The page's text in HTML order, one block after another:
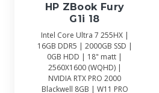
HP ZBook Fury
G1i 18
Intel Core Ultra 7 255HX |
16GB DDR5 | 2000GB SSD |
0GB HDD | 18" matt |
2560X1600 (WQHD) |
NVIDIA RTX PRO 2000
Blackwell 8GB | W11 PRO